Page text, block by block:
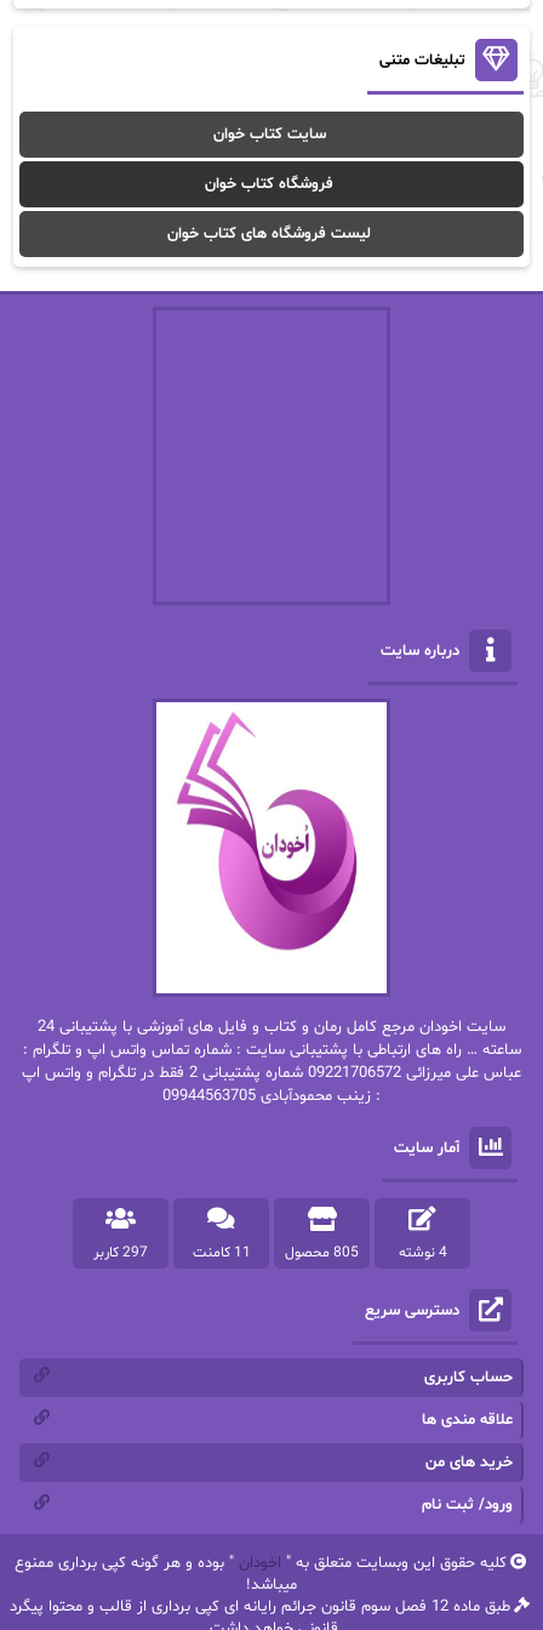
آن ماری سلینکو آنا تاد
آنالیا
آوا موسوی آیدا (Aixi)
آیدا باقری آیسان صادقی
ا_اصغر زاده ا_اصغرزاده
اریک مورگنشترن از نیلوفر لاری
الناز محمدی
امیر فرهی
باران
بهار سلطانی
بهاره شیرازی
بهاره.م
بیتا فرخی
پاتریشیا ویلسون پرتو فرهمند
پرستو اسحقی
پرستو مهاجر
پرهام رسولی
پروانه قدیمی پروانه محمدی
پریسا شکور(طوفان خاموش)
پنلوپه وارد
تاران
ترنم.25
ثمین سرابی جان فاولز
جرج.آر.آر.مارتین
تبلیغات متنی
سایت کتاب خوان
فروشگاه کتاب خوان
لیست فروشگاه های کتاب خوان
درباره سایت
سایت اخودان مرجع کامل رمان و کتاب و فایل های آموزشی با پشتیبانی 24
ساعته … راه های ارتباطی با پشتیبانی سایت : شماره تماس واتس اپ و تلگرام :
عباس علی میرزائی 09221706572 شماره پشتیبانی 2 فقط در تلگرام و واتس اپ
: زینب محمودآبادی 09944563705
آمار سایت
4 نوشته 805 محصول 11 کامنت 297 کاربر
دسترسی سریع
حساب کاربری
علاقه مندی ها
خرید های من
ورود/ ثبت نام
کلیه حقوق این وبسایت متعلق به " اخودان " بوده و هر گونه کپی برداری ممنوع
میباشد!
طبق ماده 12 فصل سوم قانون جرائم رایانه ای کپی برداری از قالب و محتوا پیگرد